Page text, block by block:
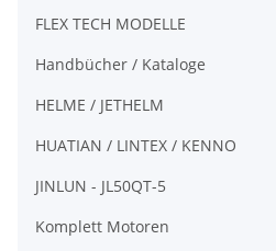
FLEX TECH MODELLE
Handbücher / Kataloge
HELME / JETHELM
HUATIAN / LINTEX / KENNO
JINLUN - JL50QT-5
Komplett Motoren